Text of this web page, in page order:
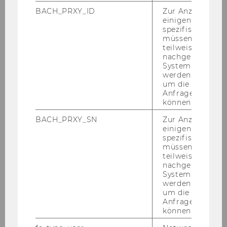
Ruth Simsa ist Pro­fes­so­rin am In­sti­tut für So­zio­
lo­gie und Em­pi­ri­sche So­zi­al­for­schung der Wirt­
schafts­uni­ver­si­tät Wien und Vor­stand von Dis­
BACH_PRXY_ID
Zur Anzeige von
einigen WU-
spezifischen
müssen
teilweise von
nachgelagerten
System
werden.
um die Antwort
Anfrage
können.
BACH_PRXY_SN
Zur Anzeige von
einigen WU-
spezifischen
müssen
teilweise von
nachgelagerten
System
werden.
um die Antwort
Anfrage
können.